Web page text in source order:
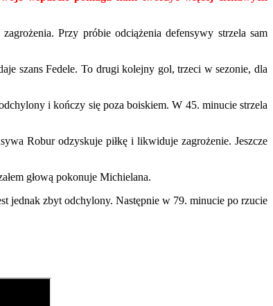
Przy próbie odciążenia defensywy strzela sam
szans Fedele. To drugi kolejny gol, trzeci w sezonie, dla
i kończy się poza boiskiem. W 45. minucie strzela
Robur odzyskuje piłkę i likwiduje zagrożenie. Jeszcze
głową pokonuje Michielana.
jednak zbyt odchylony. Następnie w 79. minucie po rzucie